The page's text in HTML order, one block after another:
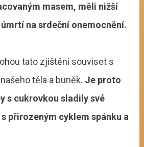
masem, měli nižší
na srdeční onemocnění.
tato zjištění souviset s
těla a buněk. Je proto
s cukrovkou sladily své
přirozeným cyklem spánku a